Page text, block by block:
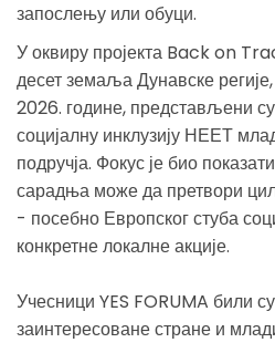
запослењу или обуци.
У оквиру пројекта Back on
десет земаља Дунавске
2026. године, представљени
социјалну инклузију НЕЕТ
подручја. Фокус је био
сарадња може да претвори
- посебно Европског стуба
конкретне локалне акције.
Учесници YES FORUMA били
заинтересоване стране и